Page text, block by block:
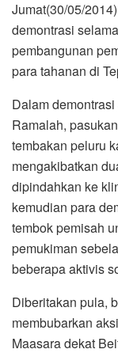
Jumat(30/05/
demontrasi
pembangunan
para tahanan di
Dalam
Ramalah,
tembakan peluru
mengakibatkan
dipindahkan ke
kemudian para
tembok pemisah
pemukiman
beberapa aktivis
Diberitakan pula,
membubarkan
Maasara dekat